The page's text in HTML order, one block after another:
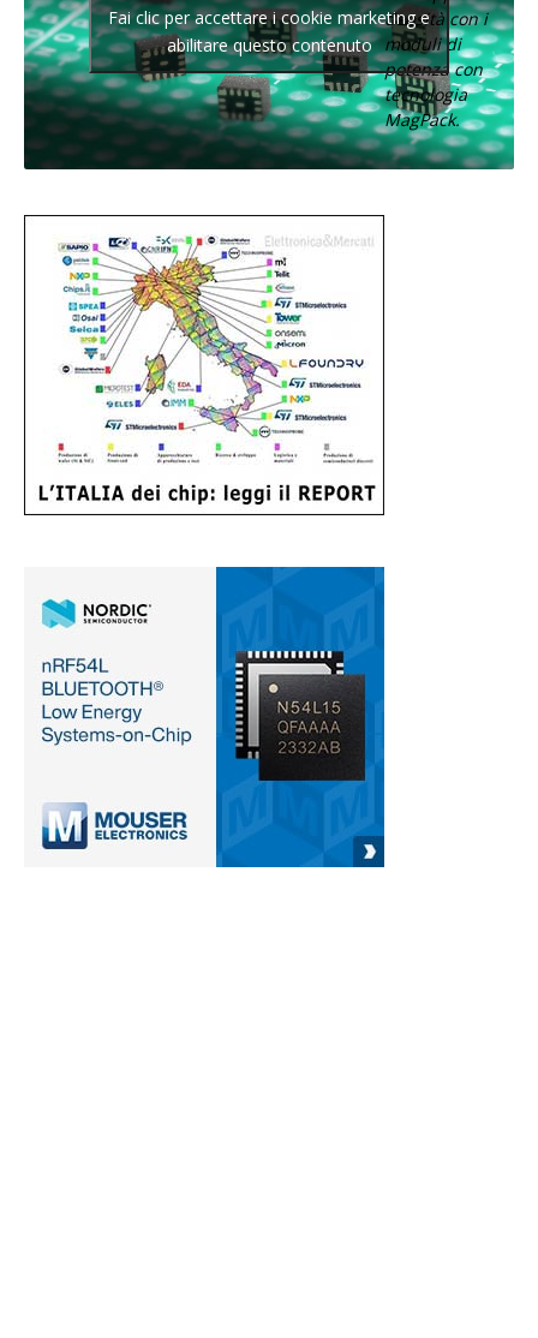
densità con i
moduli di
potenza con
tecnologia
MagPack.
Fai clic per accettare i cookie marketing e
abilitare questo contenuto